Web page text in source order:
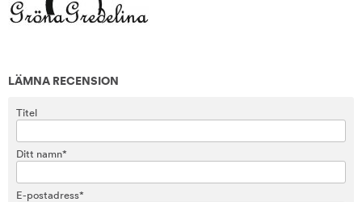
LÄMNA RECENSION
Titel
Ditt namn*
E-postadress*